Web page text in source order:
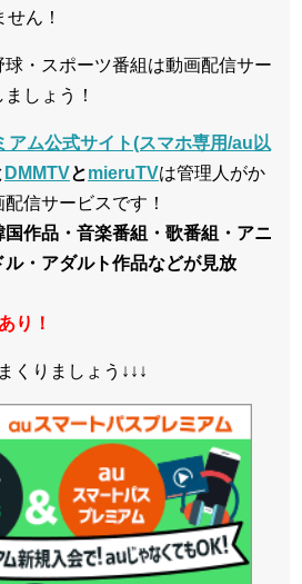
ん！
球・スポーツ番組は動画配信サー
しょう！
アム公式サイト(スマホ専用/au以
DMMTVとmieruTVは管理人がか
信サービスです！
国作品・音楽番組・歌番組・アニ
ル・アダルト作品などが見放
り！
くりましょう↓↓↓